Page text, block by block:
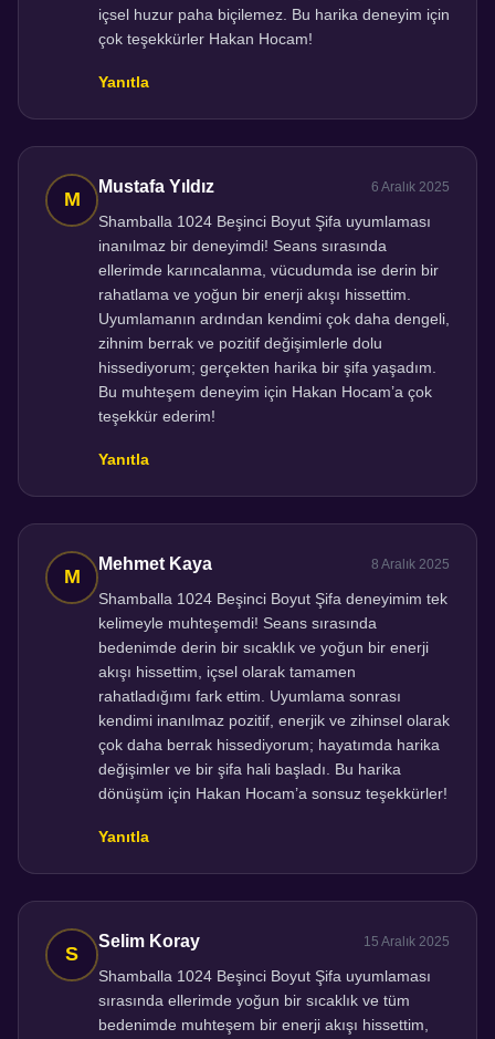
içsel huzur paha biçilemez. Bu harika deneyim için
çok teşekkürler Hakan Hocam!
Yanıtla
Mustafa Yıldız 6 Aralık 2025
Shamballa 1024 Beşinci Boyut Şifa uyumlaması
inanılmaz bir deneyimdi! Seans sırasında
ellerimde karıncalanma, vücudumda ise derin bir
rahatlama ve yoğun bir enerji akışı hissettim.
Uyumlamanın ardından kendimi çok daha dengeli,
zihnim berrak ve pozitif değişimlerle dolu
hissediyorum; gerçekten harika bir şifa yaşadım.
Bu muhteşem deneyim için Hakan Hocam’a çok
teşekkür ederim!
Yanıtla
Mehmet Kaya 8 Aralık 2025
Shamballa 1024 Beşinci Boyut Şifa deneyimim tek
kelimeyle muhteşemdi! Seans sırasında
bedenimde derin bir sıcaklık ve yoğun bir enerji
akışı hissettim, içsel olarak tamamen
rahatladığımı fark ettim. Uyumlama sonrası
kendimi inanılmaz pozitif, enerjik ve zihinsel olarak
çok daha berrak hissediyorum; hayatımda harika
değişimler ve bir şifa hali başladı. Bu harika
dönüşüm için Hakan Hocam’a sonsuz teşekkürler!
Yanıtla
Selim Koray 15 Aralık 2025
Shamballa 1024 Beşinci Boyut Şifa uyumlaması
sırasında ellerimde yoğun bir sıcaklık ve tüm
bedenimde muhteşem bir enerji akışı hissettim,